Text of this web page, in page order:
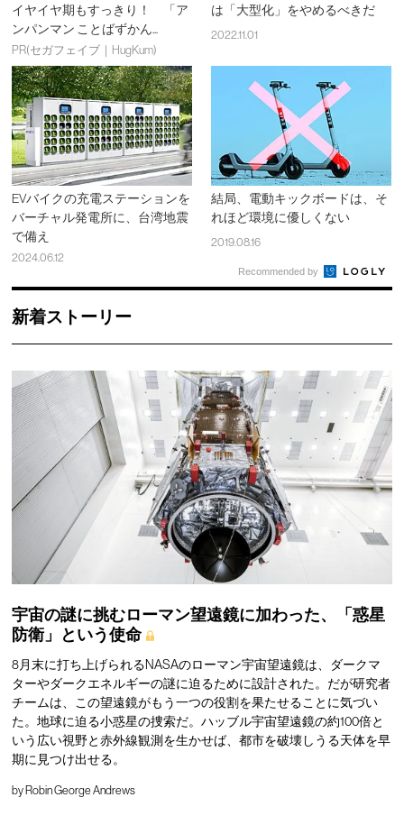
イヤイヤ期もすっきり！ 「ア
ンパンマン ことばずかん...
PR(セガフェイブ｜HugKum)
は「大型化」をやめるべきだ
2022.11.01
EVバイクの充電ステーションを
バーチャル発電所に、台湾地震
で備え
2024.06.12
結局、電動キックボードは、そ
れほど環境に優しくない
2019.08.16
Recommended by
新着ストーリー
宇宙の謎に挑むローマン望遠鏡に加わった、「惑星
防衛」という使命
8月末に打ち上げられるNASAのローマン宇宙望遠鏡は、ダークマ
ターやダークエネルギーの謎に迫るために設計された。だが研究者
チームは、この望遠鏡がもう一つの役割を果たせることに気づい
た。地球に迫る小惑星の捜索だ。ハッブル宇宙望遠鏡の約100倍と
いう広い視野と赤外線観測を生かせば、都市を破壊しうる天体を早
期に見つけ出せる。
by Robin George Andrews